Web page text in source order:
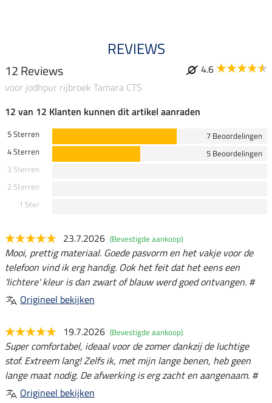
REVIEWS
12 Reviews
4.6
voor jodhpur rijbroek Tamara CTS
12 van 12 Klanten kunnen dit artikel aanraden
5 Sterren
7 Beoordelingen
4 Sterren
5 Beoordelingen
3 Sterren
2 Sterren
1 Ster
23.7.2026 (Bevestigde aankoop)
Mooi, prettig materiaal. Goede pasvorm en het vakje voor de
telefoon vind ik erg handig. Ook het feit dat het eens een
'lichtere' kleur is dan zwart of blauw werd goed ontvangen. #
Origineel bekijken
19.7.2026 (Bevestigde aankoop)
Super comfortabel, ideaal voor de zomer dankzij de luchtige
stof. Extreem lang! Zelfs ik, met mijn lange benen, heb geen
lange maat nodig. De afwerking is erg zacht en aangenaam. #
Origineel bekijken